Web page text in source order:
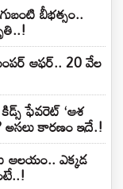
బీభత్సం..
ఆఫర్.. 20 వేల
ఫేవరెట్ ‘ఆశ
కారణం ఇదే.!
ఆలయం.. ఎక్కడ